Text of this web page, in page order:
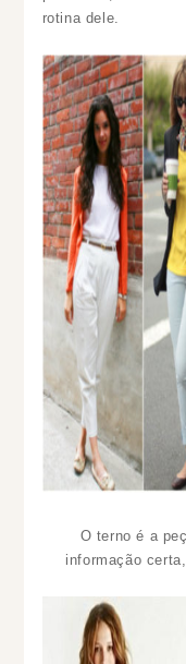
rotina dele.
O terno é a
informação